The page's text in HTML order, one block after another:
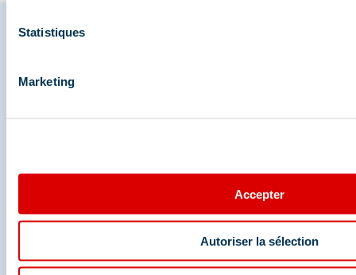
Statistiques
Marketing
Accepter
Autoriser la sélection
Partagez vos moments à